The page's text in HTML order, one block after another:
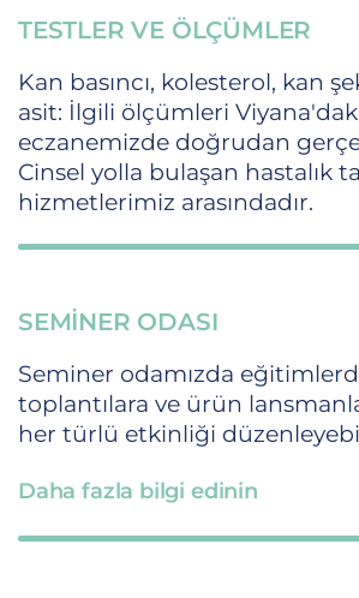
TESTLER VE ÖLÇÜMLER
Kan basıncı, kolesterol, kan
asit: İlgili ölçümleri
eczanemizde doğrudan
Cinsel yolla bulaşan hastalık
hizmetlerimiz arasındadır.
SEMINER ODASI
Seminer odamızda
toplantılara ve ürün
her türlü etkinliği
Daha fazla bilgi edinin